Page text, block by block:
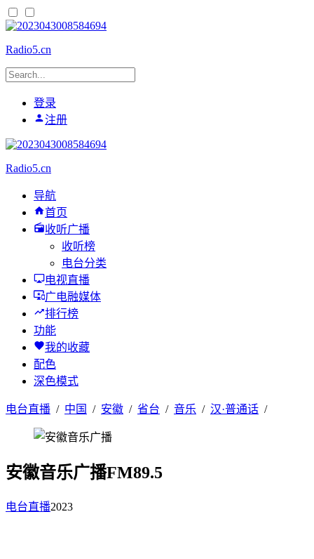
Radio5.cn
登录
注册
Radio5.cn
导航
首页
收听广播
收听榜
电台分类
电视直播
广电融媒体
排行榜
功能
我的收藏
配色
深色模式
电台直播 / 中国 / 安徽 / 省台 / 音乐 / 汉·普通话 /
安徽音乐广播FM89.5
电台直播2023